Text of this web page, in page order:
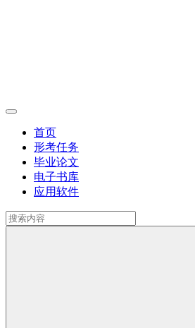
首页
形考任务
毕业论文
电子书库
应用软件